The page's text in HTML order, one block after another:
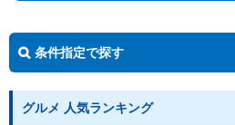
条件指定で探す
グルメ 人気ランキング